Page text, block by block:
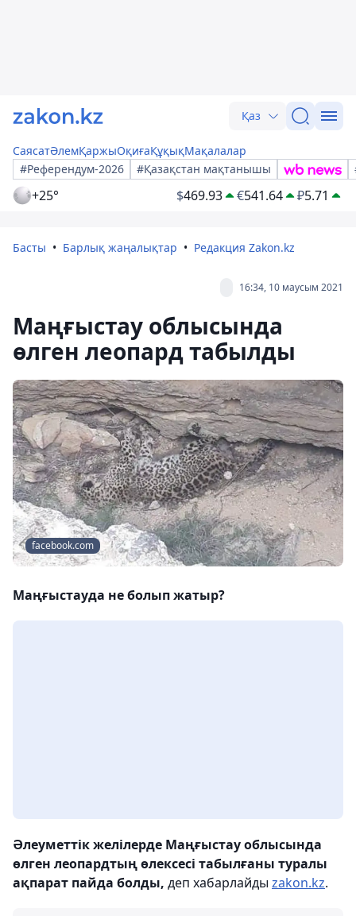
Қаз
СаясатӘлемҚаржыОқиғаҚұқықМақалалар
#Референдум-2026
#Қазақстан мақтанышы
+25° $469.93 €541.64 ₽5.71
Басты Барлық жаңалықтар Редакция Zakon.kz
16:34, 10 маусым 2021
Маңғыстау облысында
өлген леопард табылды
facebook.com
Маңғыстауда не болып жатыр?
Әлеуметтік желілерде Маңғыстау облысында
өлген леопардтың өлексесі табылғаны туралы
ақпарат пайда болды, деп хабарлайды zakon.kz.